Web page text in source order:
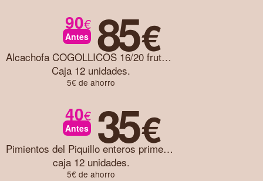
90€
Antes 85€ Alcachofa COGOLLICOS 16/20 frutos caja 12 unidades
Caja 12 unidades.
5€ de ahorro
40€
Antes 35€ Pimientos del Piquillo enteros primera caja 12 unidades
caja 12 unidades.
5€ de ahorro